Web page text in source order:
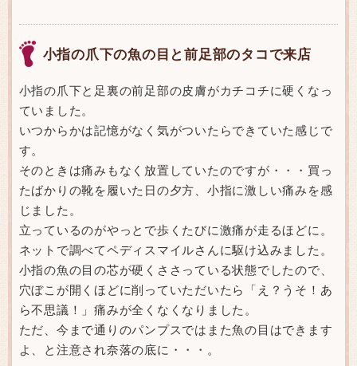
小指の爪下の魚の目と前足部のタコで来店
小指の爪下と足裏の前足部の皮膚がカチコチに硬くなっ
ていました。
いつからかは記憶がなく気がついたらできていた感じで
す。
そのときは痛みもなく放置していたのですが・・・買っ
たばかりの靴を履いた日の夕方、小指に激しい痛みを感
じました。
立っているのがやっとで歩くたびに激痛が走るほどに。
ネットで調べてペディスマイルさんに駆け込みました。
小指の魚の目の芯が硬くささっている状態でしたので、
穴ぼこが開くほどに削っていただいたら「え？うそ！あ
ら不思議！」痛みが全くなくなりました。
ただ、今まで通りのパンプスではまた魚の目はできます
よ、と注意され奈落の底に・・・。